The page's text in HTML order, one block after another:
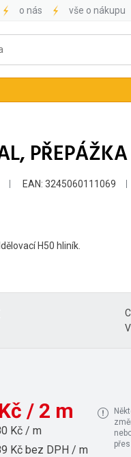
o nás vše o nákupu
EAN: 3245060111069
H50 hliník.
/ 2 m
Kč / m
Kč bez DPH / m